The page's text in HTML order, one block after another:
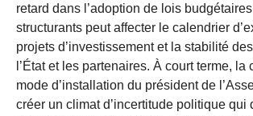
retard dans l’adoption de lois
structurants peut affecter le calendrier
projets d’investissement et la stabilité
l’État et les partenaires. À court terme, la
mode d’installation du président de
créer un climat d’incertitude politique qui